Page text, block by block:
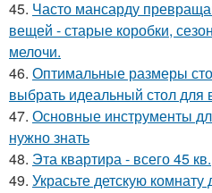
45. Часто мансарду
вещей - старые коробки,
мелочи.
46. Оптимальные размеры
выбрать идеальный стол для
47. Основные инструменты
нужно знать
48. Эта квартира - всего 45 кв.
49. Украсьте детскую